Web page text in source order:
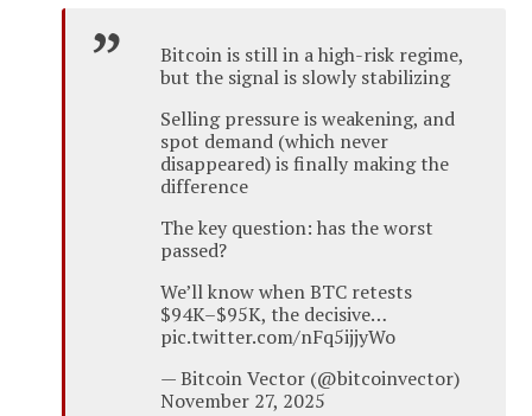
Bitcoin is still in a high-risk regime,
but the signal is slowly stabilizing
Selling pressure is weakening, and
spot demand (which never
disappeared) is finally making the
difference
The key question: has the worst
passed?
We’ll know when BTC retests
$94K–$95K, the decisive…
pic.twitter.com/nFq5ijjyWo
— Bitcoin Vector (@bitcoinvector)
November 27, 2025